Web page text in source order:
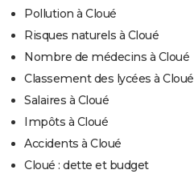
Pollution à Cloué
Risques naturels à Cloué
Nombre de médecins à Cloué
Classement des lycées à Cloué
Salaires à Cloué
Impôts à Cloué
Accidents à Cloué
Cloué : dette et budget